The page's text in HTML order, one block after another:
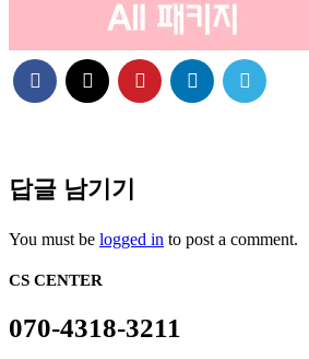
답글 남기기
You must be logged in to post a comment.
CS CENTER
070-4318-3211